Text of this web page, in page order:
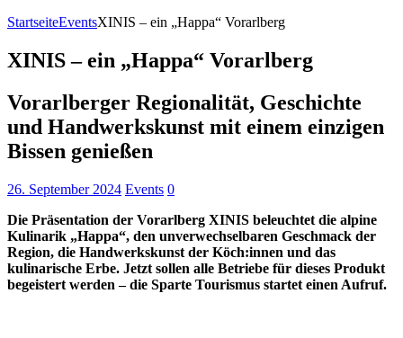
StartseiteEventsXINIS – ein „Happa“ Vorarlberg
XINIS – ein „Happa“ Vorarlberg
Vorarlberger Regionalität, Geschichte
und Handwerkskunst mit einem einzigen
Bissen genießen
26. September 2024 Events 0
Die Präsentation der Vorarlberg XINIS beleuchtet die alpine
Kulinarik „Happa“, den unverwechselbaren Geschmack der
Region, die Handwerkskunst der Köch:innen und das
kulinarische Erbe. Jetzt sollen alle Betriebe für dieses Produkt
begeistert werden – die Sparte Tourismus startet einen Aufruf.